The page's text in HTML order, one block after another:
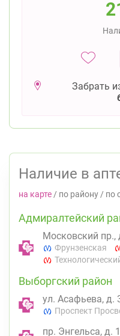
Забрать
Наличие в
на карте / по району / по
Адмиралтейский
Московский пр.,
Фрунзенская
Выборгский район
ул. Асафьева, д.
Проспект
пр. Энгельса, д.